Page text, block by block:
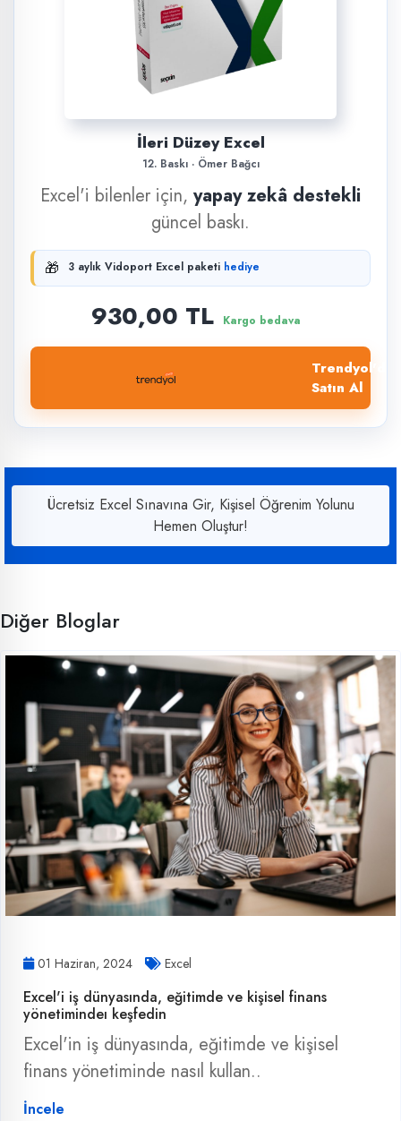
İleri Düzey Excel
12. Baskı · Ömer Bağcı
Excel'i bilenler için, yapay zekâ destekli
güncel baskı.
🎁 3 aylık Vidoport Excel paketi hediye
930,00 TL Kargo bedava
Trendyol'dan
Satın Al
Ücretsiz Excel Sınavına Gir, Kişisel Öğrenim Yolunu
Hemen Oluştur!
Diğer Bloglar
01 Haziran, 2024 Excel
Excel'i iş dünyasında, eğitimde ve kişisel finans
yönetimindeı keşfedin
Excel'in iş dünyasında, eğitimde ve kişisel
finans yönetiminde nasıl kullan..
İncele